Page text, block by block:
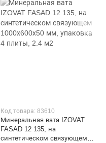
Код товара: 83610
Минеральная вата IZOVAT
FASAD 12 135, на
синтетическом связующем